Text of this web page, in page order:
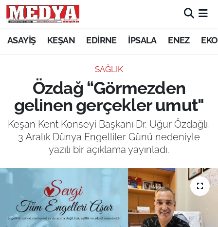
ASAYİŞ KEŞAN EDİRNE İPSALA ENEZ
SAĞLIK
Özdağ “Görmezden
gelinen gerçekler umut"
Keşan Kent Konseyi Başkanı Dr. Uğur Özdağlı,
3 Aralık Dünya Engelliler Günü nedeniyle
yazılı bir açıklama yayınladı.
KEŞAN
ASAYİŞ
SİYASET
GÜNDEM
SAĞLIK
EĞİTİM